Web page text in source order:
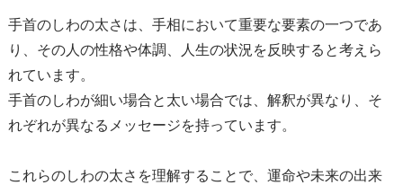
手首のしわの太さは、手相において重要な要素の一つであ
り、その人の性格や体調、人生の状況を反映すると考えら
れています。
手首のしわが細い場合と太い場合では、解釈が異なり、そ
れぞれが異なるメッセージを持っています。
これらのしわの太さを理解することで、運命や未来の出来